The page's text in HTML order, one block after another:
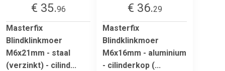
€ 35.96
Masterfix
Blindklinkmoer
M6x21mm - staal
(verzinkt) - cilind...
€ 36.29
Masterfix
Blindklinkmoer
M6x16mm - aluminium
- cilinderkop (...